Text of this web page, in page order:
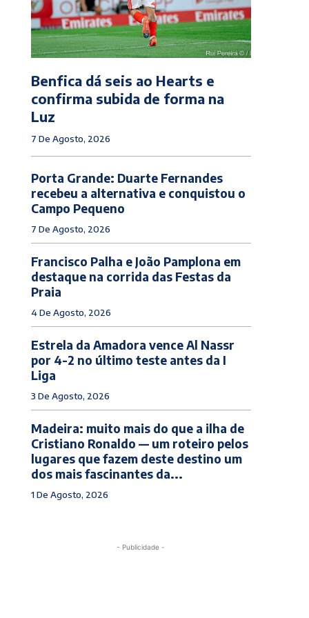
Benfica dá seis ao Hearts e
confirma subida de forma na
Luz
7 De Agosto, 2026
Porta Grande: Duarte Fernandes
recebeu a alternativa e conquistou o
Campo Pequeno
7 De Agosto, 2026
Francisco Palha e João Pamplona em
destaque na corrida das Festas da
Praia
4 De Agosto, 2026
Estrela da Amadora vence Al Nassr
por 4-2 no último teste antes da I
Liga
3 De Agosto, 2026
Madeira: muito mais do que a ilha de
Cristiano Ronaldo — um roteiro pelos
lugares que fazem deste destino um
dos mais fascinantes da...
1 De Agosto, 2026
- Publicidade -